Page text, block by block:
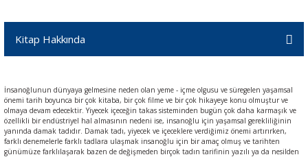
Kitap Hakkında
İnsanoğlunun dünyaya gelmesine neden olan yeme - içme olgusu ve süregelen yaşamsal
önemi tarih boyunca bir çok kitaba, bir çok filme ve bir çok hikayeye konu olmuştur ve
olmaya devam edecektir. Yiyecek içeceğin takas sisteminden bugün çok daha karmaşık ve
özellikli bir endüstriyel hal almasının nedeni ise, insanoğlu için yaşamsal gerekliliğinin
yanında damak tadıdır. Damak tadı, yiyecek ve içeceklere verdiğimiz önemi artırırken,
farklı denemelerle farklı tadlara ulaşmak insanoğlu için bir amaç olmuş ve tarihten
günümüze farklılaşarak bazen de değişmeden birçok tadın tarifinin yazılı ya da nesilden